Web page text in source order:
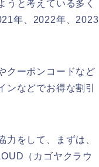
と考えている多く
年、2022年、2023
クーポンコードなど
などでお得な割引
をして、まずは、
（カゴヤクラウ